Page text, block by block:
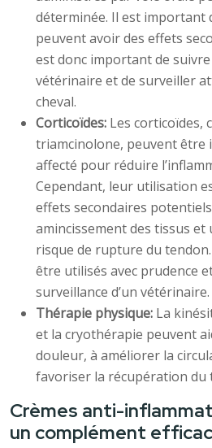
déterminée. Il est important
peuvent avoir des effets
est donc important de
vétérinaire et de surveiller
cheval.
Corticoïdes: Les corticoïdes,
triamcinolone, peuvent être
affecté pour réduire
Cependant, leur utilisation
effets secondaires
amincissement des tissus
risque de rupture du
être utilisés avec prudence
surveillance d’un vétérinaire.
Thérapie physique: La
et la cryothérapie peuvent
douleur, à améliorer la
favoriser la récupération du
Crèmes anti-
un complément